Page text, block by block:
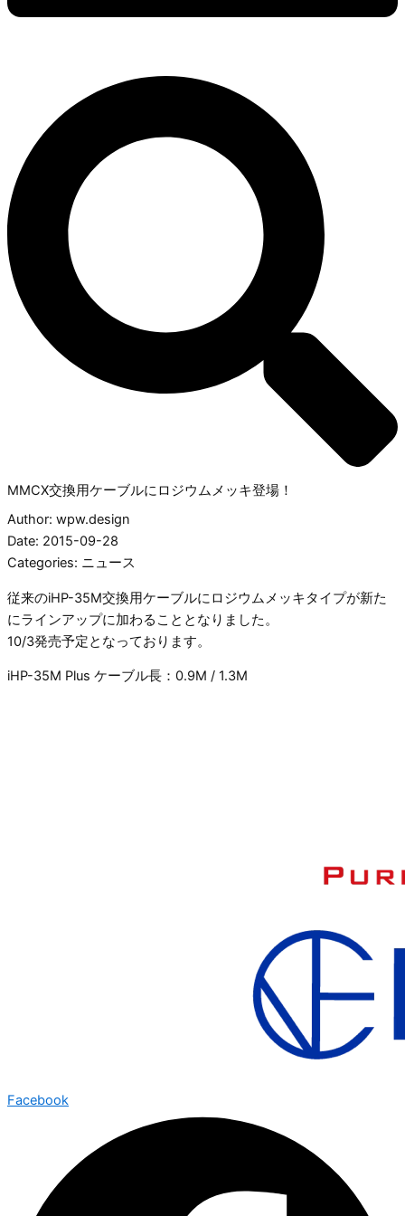
MMCX交換用ケーブルにロジウムメッキ登場！
Author: wpw.design
Date: 2015-09-28
Categories: ニュース
従来のiHP-35M交換用ケーブルにロジウムメッキタイプが新た
にラインアップに加わることとなりました。
10/3発売予定となっております。
iHP-35M Plus ケーブル長：0.9M / 1.3M
Facebook